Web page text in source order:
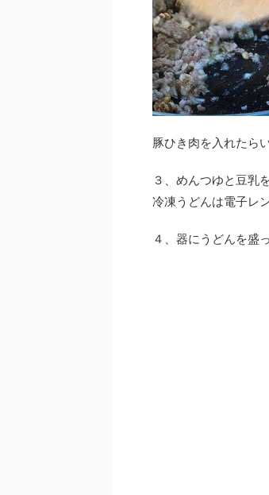
豚ひき肉を入れたら
３、めんつゆと豆乳
冷凍うどんは電子レ
４、器にうどんを盛